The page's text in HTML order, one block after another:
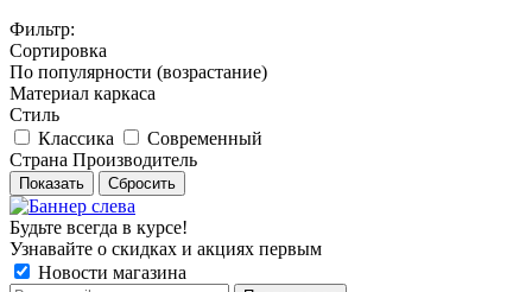
Фильтр:
Сортировка
По популярности (возрастание)
Материал каркаса
Стиль
Классика
Современный
Страна Производитель
Показать Сбросить
Будьте всегда в курсе!
Узнавайте о скидках и акциях первым
Новости магазина